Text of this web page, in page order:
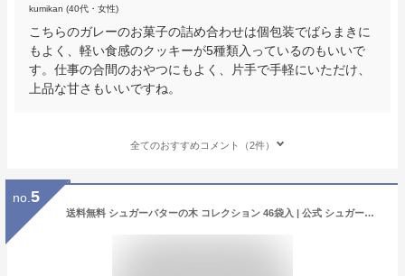
kumikan (40代・女性)
こちらのガレーのお菓子の詰め合わせは個包装でばらまきに
もよく、軽い食感のクッキーが5種類入っているのもいいで
す。仕事の合間のおやつにもよく、片手で手軽にいただけ、
上品な甘さもいいですね。
全てのおすすめコメント（2件）
no. 5
送料無料 シュガーバターの木 コレクション 46袋入 | 公式 シュガーバターサンドの木 お菓子 詰め合わせ ギフト 個包装 贈答 進物 お取り寄せ おやつ スイーツ 人気 お土産 菓子折り 可愛い ばらまき 詰め合せ 詰合せ 退職 挨拶 大量 お礼 ホワイトデー チョコ以外 同僚 会社